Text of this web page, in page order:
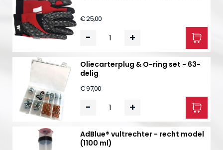
€ 25,00
- +
Oliecarterplug & O-ring set - 63-
delig
€ 97,00
- +
AdBlue® vultrechter - recht model
(1100 ml)